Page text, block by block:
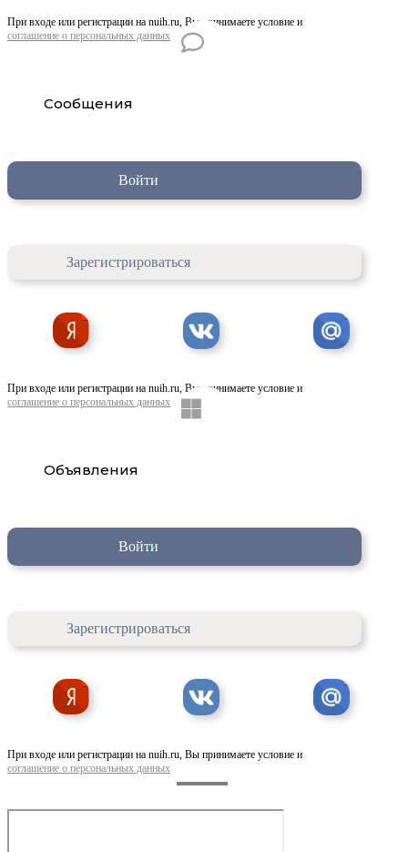
При входе или регистрации на nuih.ru, Вы принимаете условие и
соглашение о персональных данных
Сообщения
Войти
Зарегистрироваться
При входе или регистрации на nuih.ru, Вы принимаете условие и
соглашение о персональных данных
Объявления
Войти
Зарегистрироваться
При входе или регистрации на nuih.ru, Вы принимаете условие и
соглашение о персональных данных